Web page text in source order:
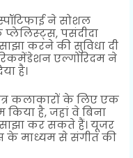
ने सोशल
पसंदीदा
करने की सुविधा दी
एल्गोरिदम ने
है।
कलाकारों के लिए एक
है, जहां वे बिना
कर सकते हैं। यूजर
के माध्यम से संगीत की